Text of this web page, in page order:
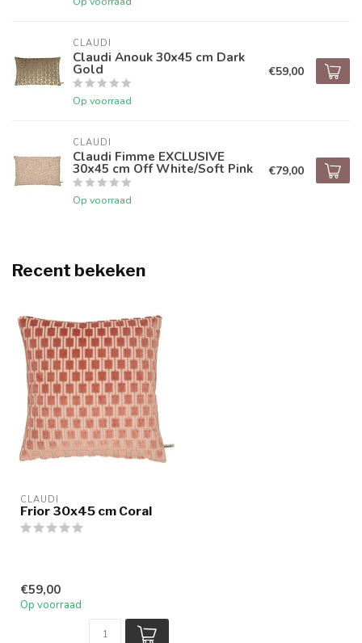
CLAUDI
Claudi Anouk 30x45 cm Dark
Gold
Op voorraad
€59,00
CLAUDI
Claudi Fimme EXCLUSIVE
30x45 cm Off White/Soft Pink
Op voorraad
€79,00
Recent bekeken
CLAUDI
Frior 30x45 cm Coral
€59,00
Op voorraad